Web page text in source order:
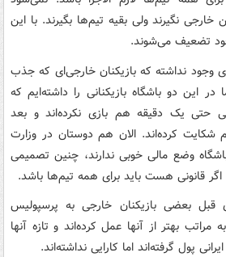
خارجی نگیرند ولی بقیه تیم‌ها بگیرند. با این
تضعیف می‌شوند.
وجود نداشته که بازیکنان خارجی‌ای که جذب
این دو باشگاه بازیکنانی را داشته‌ایم که
ولی حتی یک دقیقه هم بازی نکرده‌اند و بعد
شکایت کرده‌اند. الان هم دوستان در وزارت
وضع مالی خوبی ندارند، چنین تصمیمی
اگر قانونی هست باید برای همه تیم‌ها باشد.
قبل بعضی بازیکنان خارجی به پرسپولیس
مراتب بهتر از آنها عمل کرده‌اند و تازه آنها
پول گرفته‌اند اما کارایی نداشته‌اند.